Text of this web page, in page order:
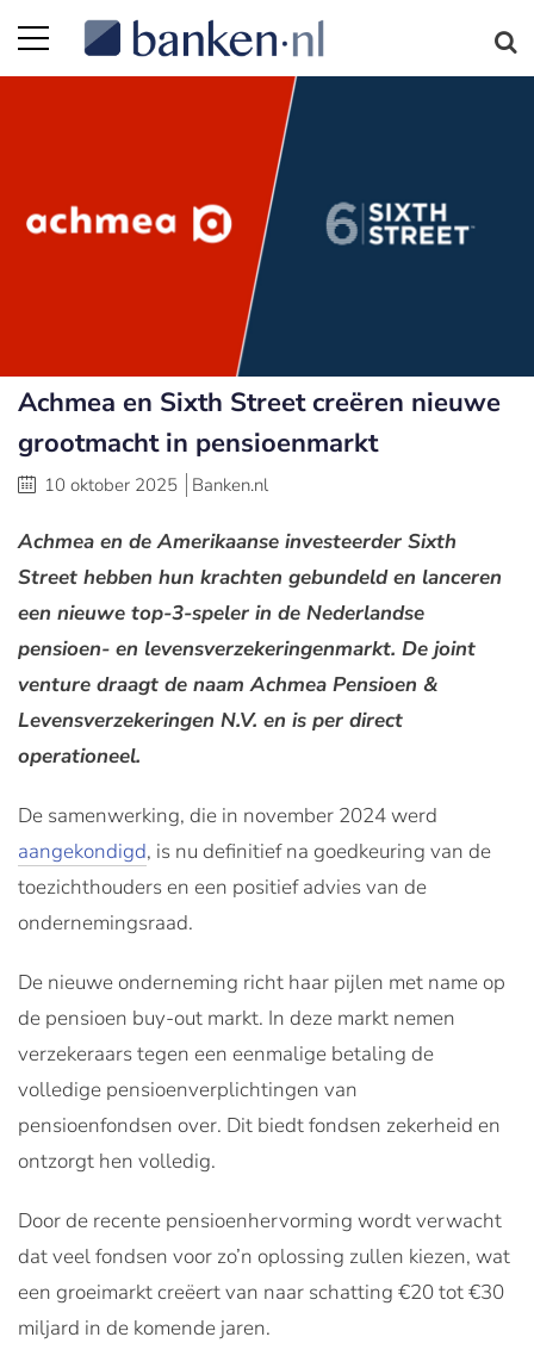
Achmea en Sixth Street creëren nieuwe
grootmacht in pensioenmarkt
10 oktober 2025 Banken.nl
Achmea en de Amerikaanse investeerder Sixth
Street hebben hun krachten gebundeld en lanceren
een nieuwe top-3-speler in de Nederlandse
pensioen- en levensverzekeringenmarkt. De joint
venture draagt de naam Achmea Pensioen &
Levensverzekeringen N.V. en is per direct
operationeel.
De samenwerking, die in november 2024 werd
aangekondigd, is nu definitief na goedkeuring van de
toezichthouders en een positief advies van de
ondernemingsraad.
De nieuwe onderneming richt haar pijlen met name op
de pensioen buy-out markt. In deze markt nemen
verzekeraars tegen een eenmalige betaling de
volledige pensioenverplichtingen van
pensioenfondsen over. Dit biedt fondsen zekerheid en
ontzorgt hen volledig.
Door de recente pensioenhervorming wordt verwacht
dat veel fondsen voor zo’n oplossing zullen kiezen, wat
een groeimarkt creëert van naar schatting €20 tot €30
miljard in de komende jaren.